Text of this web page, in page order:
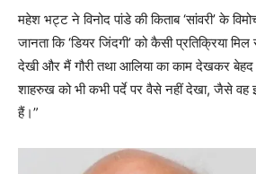
महेश भट्ट ने विनोद पांडे की किताब ‘सांवरी’ के
जानता कि ‘डियर जिंदगी’ को कैसी प्रतिक्रिया
देखी और मैं गौरी तथा आलिया का काम देखकर बेहद
शाहरुख को भी कभी पर्दे पर वैसे नहीं देखा, जैसे
हैं।”